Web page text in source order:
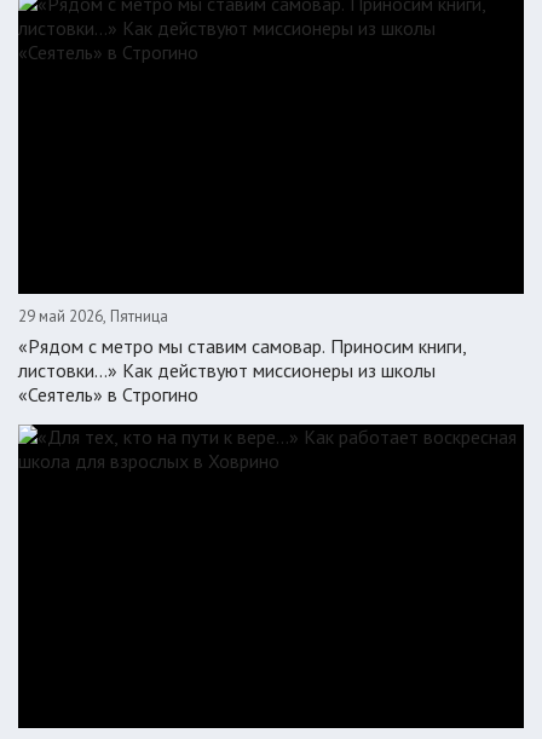
29 май 2026, Пятница
«Рядом с метро мы ставим самовар. Приносим книги,
листовки…» Как действуют миссионеры из школы
«Сеятель» в Строгино